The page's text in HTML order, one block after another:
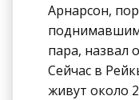
Арнарсон,
пара, назвал
Сейчас в
живут около